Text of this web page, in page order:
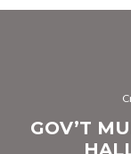
GOV’T